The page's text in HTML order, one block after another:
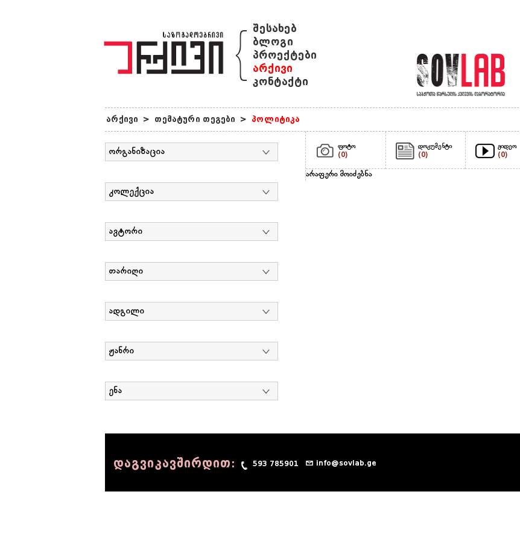
{ შესახებ
ბლოგი
პროექტები
არქივი
კონტაქტი
არქივი > თემატური თეგები > პოლიტიკა
ორგანიზაცია
კოლექცია
ავტორი
თარიღი
ადგილი
ჟანრი
ენა
ფოტო
(0)
დოკუმენტი
(0)
ვიდეო
(0)
არაფერი მოიძებნა
დაგვიკავშირდით: 593 785901 info@sovlab.ge